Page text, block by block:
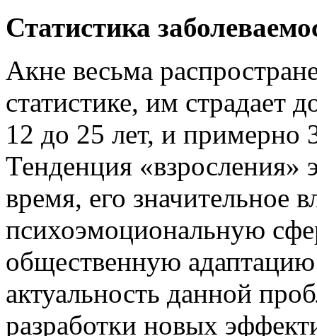
Статистика
Акне весьма
статистике, им страдает
12 до 25 лет, и примерно
Тенденция «взросления»
время, его значительное
психоэмоциональную
общественную
актуальность данной
разработки новых